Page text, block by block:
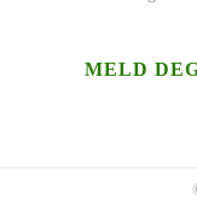
MELD